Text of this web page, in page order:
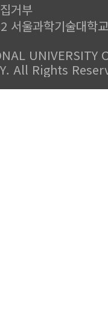
거부
서울과학기술대학
UNIVERSITY
All Rights